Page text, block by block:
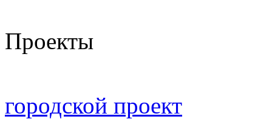
Проекты
городской проект